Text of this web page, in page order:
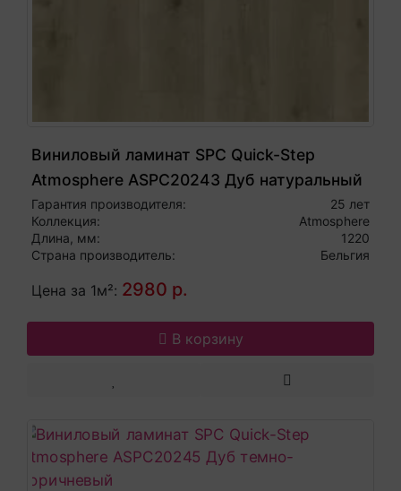
Виниловый ламинат SPC Quick-Step
Atmosphere ASPC20243 Дуб натуральный
Гарантия производителя:
25 лет
Коллекция:
Atmosphere
Длина, мм:
1220
Страна производитель:
Бельгия
Цена за 1м²: 2980 р.
В корзину